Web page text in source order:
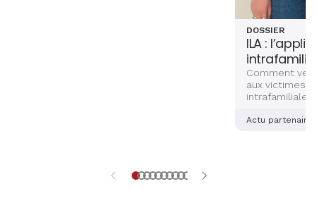
DOSSIER
ILA :
Comment
aux victimes
alsaciennes
Actu partenaire